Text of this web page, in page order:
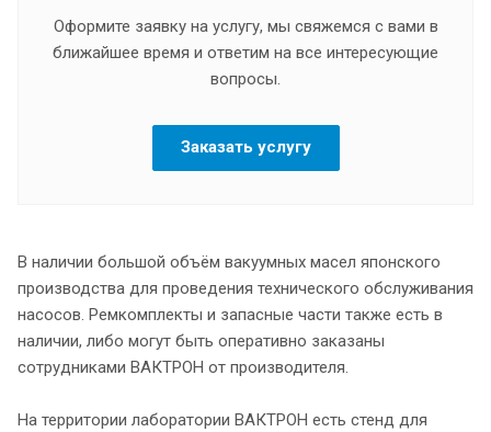
Оформите заявку на услугу, мы свяжемся с вами в
ближайшее время и ответим на все интересующие
вопросы.
Заказать услугу
В наличии большой объём вакуумных масел японского
производства для проведения технического обслуживания
насосов. Ремкомплекты и запасные части также есть в
наличии, либо могут быть оперативно заказаны
сотрудниками ВАКТРОН от производителя.
На территории лаборатории ВАКТРОН есть стенд для